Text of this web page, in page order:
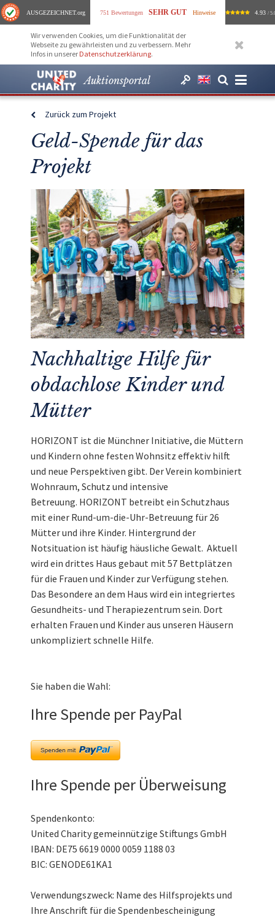
AUSGEZEICHNET.org 751 Bewertungen SEHR GUT Hinweise 4.93 /
Wir verwenden Cookies, um die Funktionalität der
Webseite zu gewährleisten und zu verbessern. Mehr
Infos in unserer Datenschutzerklärung.
Auktionsportal
Zurück zum Projekt
Geld-Spende für das
Projekt
Nachhaltige Hilfe für
obdachlose Kinder und
Mütter
HORIZONT ist die Münchner Initiative, die Müttern
und Kindern ohne festen Wohnsitz effektiv hilft
und neue Perspektiven gibt. Der Verein kombiniert
Wohnraum, Schutz und intensive
Betreuung. HORIZONT betreibt ein Schutzhaus
mit einer Rund-um-die-Uhr-Betreuung für 26
Mütter und ihre Kinder. Hintergrund der
Notsituation ist häufig häusliche Gewalt. Aktuell
wird ein drittes Haus gebaut mit 57 Bettplätzen
für die Frauen und Kinder zur Verfügung stehen.
Das Besondere an dem Haus wird ein integriertes
Gesundheits- und Therapiezentrum sein. Dort
erhalten Frauen und Kinder aus unseren Häusern
unkompliziert schnelle Hilfe.
Sie haben die Wahl:
Ihre Spende per PayPal
Ihre Spende per Überweisung
Spendenkonto:
United Charity gemeinnützige Stiftungs GmbH
IBAN: DE75 6619 0000 0059 1188 03
BIC: GENODE61KA1
Verwendungszweck: Name des Hilfsprojekts und
Ihre Anschrift für die Spendenbescheinigung